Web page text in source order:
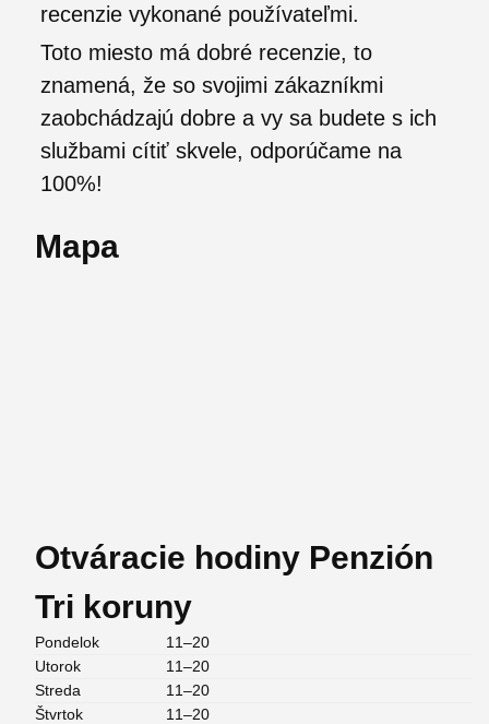
recenzie vykonané používateľmi.
Toto miesto má dobré recenzie, to
znamená, že so svojimi zákazníkmi
zaobchádzajú dobre a vy sa budete s ich
službami cítiť skvele, odporúčame na
100%!
Mapa
Otváracie hodiny Penzión
Tri koruny
Pondelok
11–20
Utorok
11–20
Streda
11–20
Štvrtok
11–20